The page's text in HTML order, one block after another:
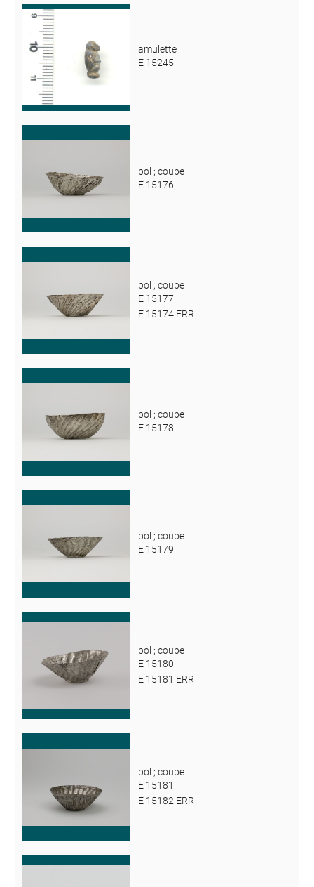
amulette
E 15245
bol ; coupe
E 15176
bol ; coupe
E 15177
E 15174 ERR
bol ; coupe
E 15178
bol ; coupe
E 15179
bol ; coupe
E 15180
E 15181 ERR
bol ; coupe
E 15181
E 15182 ERR